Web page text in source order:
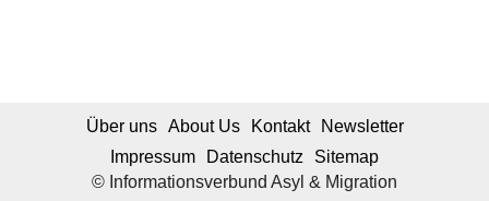
© Informationsverbund Asyl & Migration
Über uns About Us Kontakt
Newsletter
Impressum
Datenschutz Sitemap